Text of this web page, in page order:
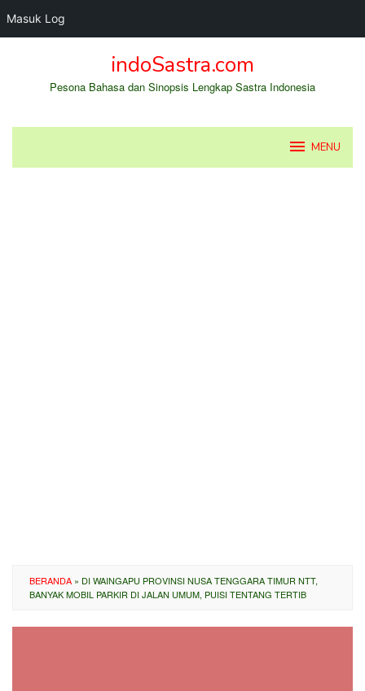
Masuk Log
indoSastra.com
Pesona Bahasa dan Sinopsis Lengkap Sastra Indonesia
MENU
BERANDA » DI WAINGAPU PROVINSI NUSA TENGGARA TIMUR NTT,
BANYAK MOBIL PARKIR DI JALAN UMUM, PUISI TENTANG TERTIB